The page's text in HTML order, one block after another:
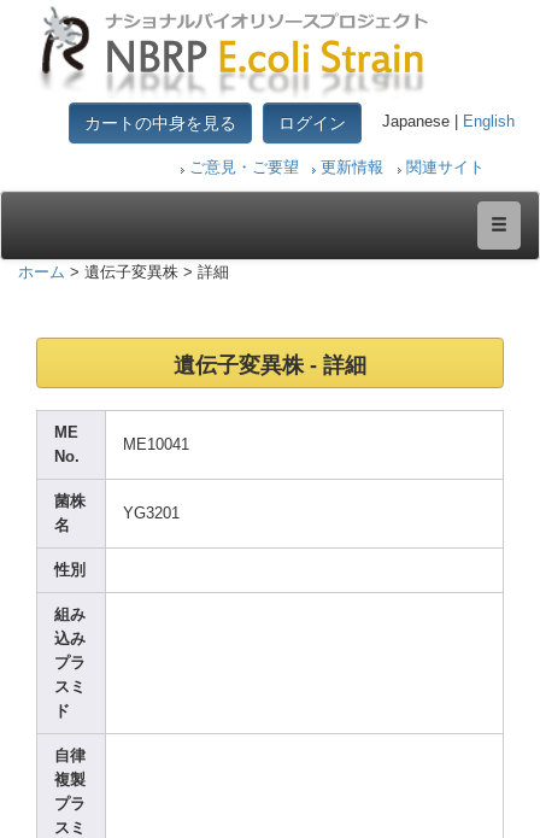
カートの中身を見る ログイン Japanese | English
ご意見・ご要望 更新情報 関連サイト
ホーム > 遺伝子変異株 > 詳細
遺伝子変異株 - 詳細
ME
No.
ME10041
菌株
名
YG3201
性別
組み
込み
プラ
スミ
ド
自律
複製
プラ
スミ